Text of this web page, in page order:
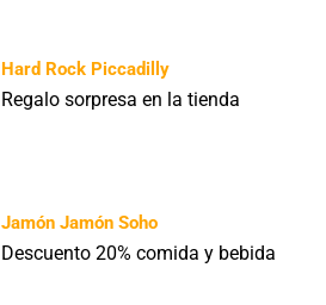
Hard Rock Piccadilly
Regalo sorpresa en la tienda
Jamón Jamón Soho
Descuento 20% comida y bebida